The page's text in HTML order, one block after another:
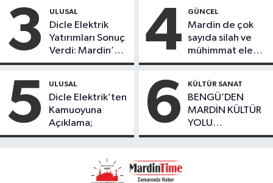
ürünlerini satarak
köydeki
çoçuklara kitap
desteğinde
bulundu
3 ULUSAL
Dicle Elektrik
Yatırımları Sonuç
Verdi: Mardin’de
Kayıp Kaçak
Düşüş
4 GÜNCEL
Mardin de çok
sayıda silah ve
mühimmat ele
geçirildi
5 ULUSAL
Dicle Elektrik’ten
Kamuoyuna
Açıklama;
6 KÜLTÜR SANAT
BENGÜ’DEN
MARDİN KÜLTÜR
YOLU
FESTIVALİ’NDE